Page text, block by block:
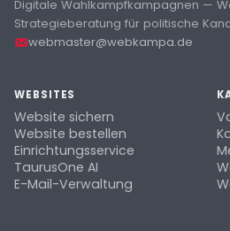
Digitale Wahlkampfkampagnen —
Strategieberatung für politische
webmaster@webkampa.de
WEBSITES
Website sichern
Website bestellen
Einrichtungsservice
TaurusOne AI
E-Mail-Verwaltung